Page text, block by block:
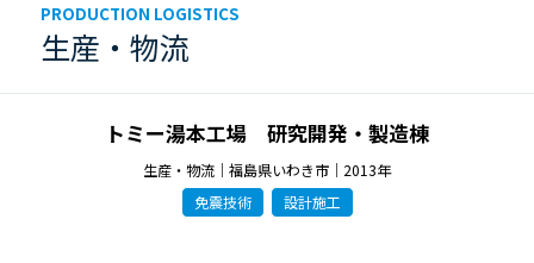
PRODUCTION LOGISTICS
生産・物流
トミー湯本工場 研究開発・製造棟
生産・物流｜福島県いわき市｜2013年
免震技術
設計施工